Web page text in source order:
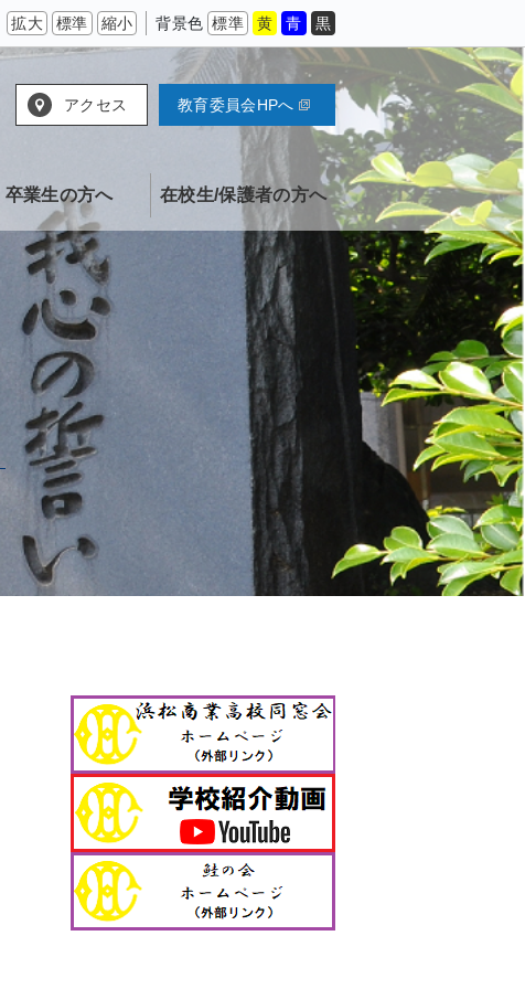
拡大 標準 縮小 背景色 標準 黄 青 黒
アクセス 教育委員会HPへ
卒業生の方へ 在校生/保護者の方へ